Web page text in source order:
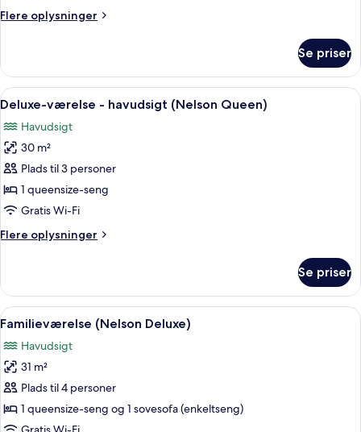
Flere oplysninger
Flere
(Deluxe)
Se priser
Indlæs
alle
billeder
af
Deluxe-
værelse
-
(Nelson
En patio med træmøbler, en stenvæg
15
Deluxe-værelse - havudsigt (Nelson Queen)
Havudsigt
30 m²
Plads til 3 personer
1 queensize-seng
Gratis Wi-Fi
Flere oplysninger
Flere
værelse
havudsigt
Queen)
Se priser
Indlæs
alle
billeder
af
Familieværelse
(Nelson
Deluxe)
En patio med træmøbler, en stenvæg
15
Familieværelse (Nelson Deluxe)
Havudsigt
31 m²
Plads til 4 personer
1 queensize-seng og 1 sovesofa (enkeltseng)